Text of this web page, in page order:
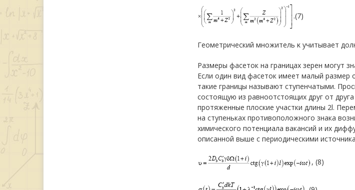
.(7)
Геометрический множитель κ учитывает
Размеры фасеток на границах зерен могут
Если один вид фасеток имеет малый размер
такие границы называют ступенчатыми.
состоящую из равноотстоящих друг от
протяженные плоские участки длины 2l.
на ступеньках противоположного знака
химического потенциала вакансий и их
описанной выше с периодическими
, (8)